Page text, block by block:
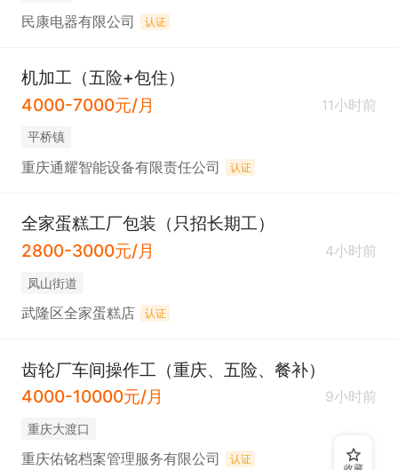
民康电器有限公司 认证
机加工（五险+包住）
4000-7000元/月
11小时前
平桥镇
重庆通耀智能设备有限责任公司 认证
全家蛋糕工厂包装（只招长期工）
2800-3000元/月
4小时前
凤山街道
武隆区全家蛋糕店 认证
齿轮厂车间操作工（重庆、五险、餐补）
4000-10000元/月
9小时前
重庆大渡口
重庆佑铭档案管理服务有限公司 认证